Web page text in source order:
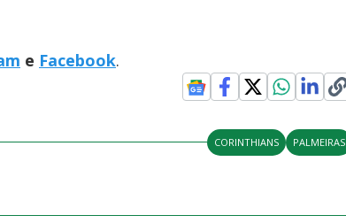
e Facebook.
CORINTHIANS PALMEIRAS